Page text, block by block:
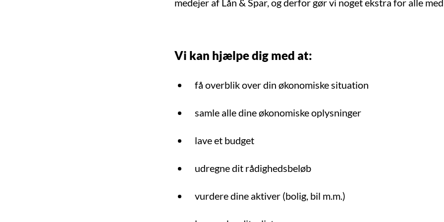
Vi kan hjælpe dig med at:
få overblik over din økonomiske situation
samle alle dine økonomiske oplysninger
lave et budget
udregne dit rådighedsbeløb
vurdere dine aktiver (bolig, bil m.m.)